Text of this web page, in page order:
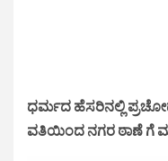
ಧರ್ಮದ ಹೆಸರಿನಲ್ಲಿ
ವತಿಯಿಂದ ನಗರ ಠಾಣೆ ಗೆ